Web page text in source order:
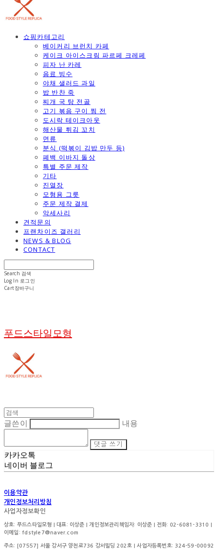
쇼핑카테고리
베이커리 브런치 카페
케이크 아이스크림 파르페 크레페
피자 난 카레
음료 빙수
야채 샐러드 과일
밥 반찬 죽
찌개 국 탕 전골
고기 볶음 구이 찜 전
도시락 테이크아웃
해산물 튀김 꼬치
면류
분식 (떡볶이 김밥 만두 등)
폐백 이바지 돌상
특별 주문 제작
기타
진열장
모형용 그릇
주문 제작 결제
악세사리
견적문의
프랜차이즈 갤러리
NEWS & BLOG
CONTACT
Search 검색
Log In 로그인
Cart장바구니
푸드스타일모형
글쓴이 내용
댓글 쓰기
카카오톡
네이버 블로그
이용약관
개인정보처리방침
사업자정보확인
상호: 푸드스타일모형 | 대표: 이상준 | 개인정보관리책임자: 이상준 | 전화: 02-6081-3310 |
이메일: fdstyle7@naver.com
주소: [07557] 서울 강서구 양천로736 강서빌딩 202호 | 사업자등록번호: 324-59-00092